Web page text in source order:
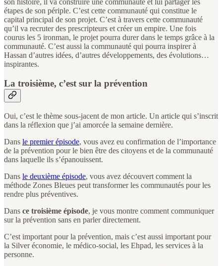
son histoire, il va construire une communauté et lui partager les
étapes de son périple. C’est cette communauté qui constitue le
capital principal de son projet. C’est à travers cette communauté
qu’il va recruter des prescripteurs et créer un empire. Une fois
courus les 5 ironman, le projet pourra durer dans le temps grâce à la
communauté. C’est aussi la communauté qui pourra inspirer à
Hassan d’autres idées, d’autres développements, des évolutions…
inspirantes.
La troisième, c’est sur la prévention
Oui, c’est le thème sous-jacent de mon article. Un article qui s’inscrit
dans la réflexion que j’ai amorcée la semaine dernière.
Dans le premier épisode, vous avez eu confirmation de l’importance
de la prévention pour le bien être des citoyens et de la communauté
dans laquelle ils s’épanouissent.
Dans le deuxième épisode, vous avez découvert comment la
méthode Zones Bleues peut transformer les communautés pour les
rendre plus préventives.
Dans ce troisième épisode, je vous montre comment communiquer
sur la prévention sans en parler directement.
C’est important pour la prévention, mais c’est aussi important pour
la Silver économie, le médico-social, les Ehpad, les services à la
personne.